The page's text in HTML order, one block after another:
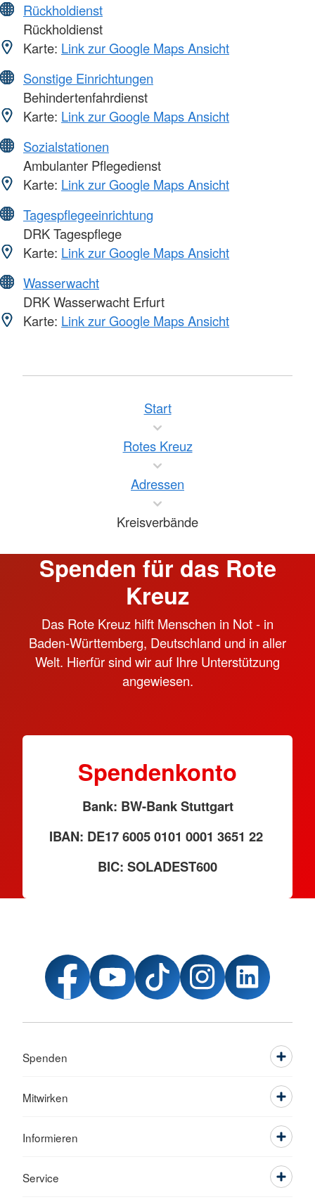
Rückholdienst
Rückholdienst
Karte: Link zur Google Maps Ansicht
Sonstige Einrichtungen
Behindertenfahrdienst
Karte: Link zur Google Maps Ansicht
Sozialstationen
Ambulanter Pflegedienst
Karte: Link zur Google Maps Ansicht
Tagespflegeeinrichtung
DRK Tagespflege
Karte: Link zur Google Maps Ansicht
Wasserwacht
DRK Wasserwacht Erfurt
Karte: Link zur Google Maps Ansicht
Start
Rotes Kreuz
Adressen
Kreisverbände
Spenden für das Rote
Kreuz
Das Rote Kreuz hilft Menschen in Not - in
Baden-Württemberg, Deutschland und in aller
Welt. Hierfür sind wir auf Ihre Unterstützung
angewiesen.
Spendenkonto
Bank: BW-Bank Stuttgart
IBAN: DE17 6005 0101 0001 3651 22
BIC: SOLADEST600
Spenden
Mitwirken
Informieren
Service